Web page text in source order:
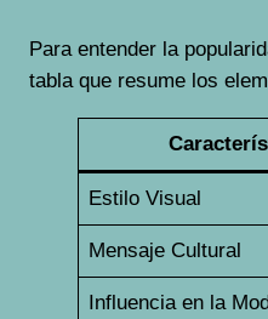
Para entender la
tabla que resume los
Estilo Visual
Mensaje Cultural
Influencia en la